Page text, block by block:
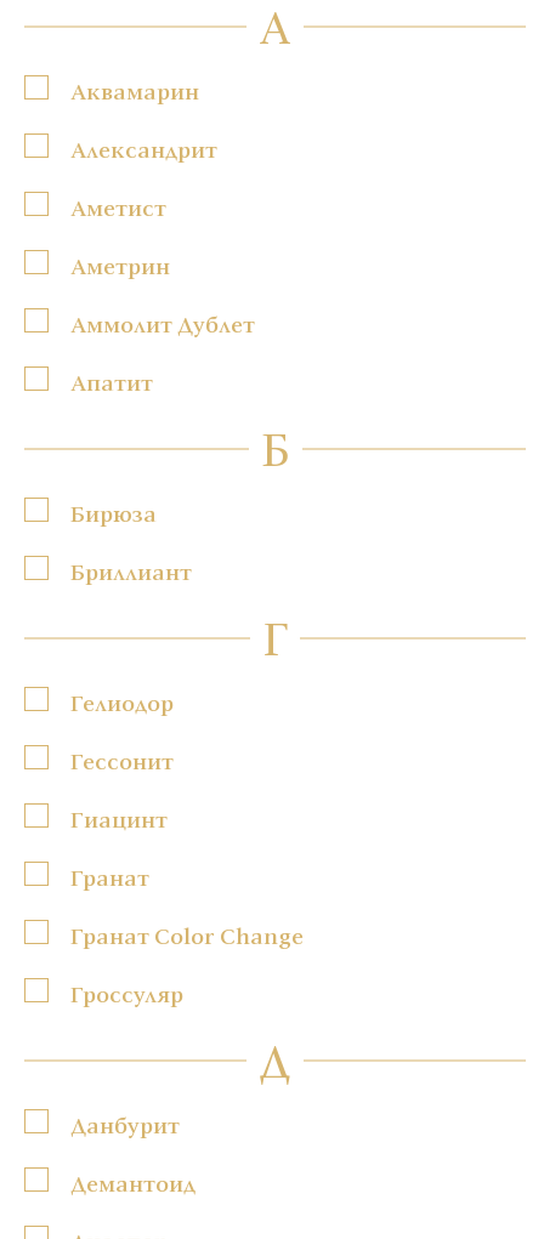
А
Аквамарин
Александрит
Аметист
Аметрин
Аммолит Дублет
Апатит
Б
Бирюза
Бриллиант
Г
Гелиодор
Гессонит
Гиацинт
Гранат
Гранат Color Change
Гроссуляр
Д
Данбурит
Демантоид